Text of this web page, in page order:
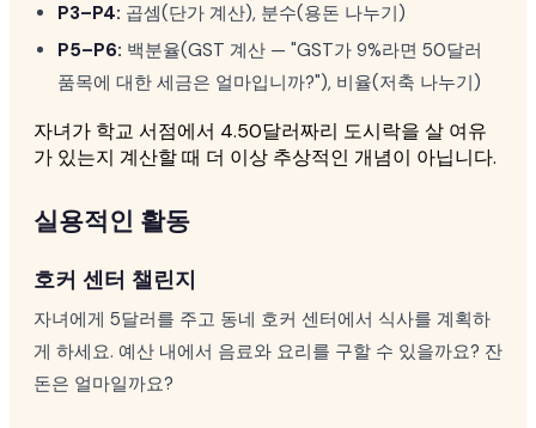
P3–P4: 곱셈(단가 계산), 분수(용돈 나누기)
P5–P6: 백분율(GST 계산 — "GST가 9%라면 50달러
품목에 대한 세금은 얼마입니까?"), 비율(저축 나누기)
자녀가 학교 서점에서 4.50달러짜리 도시락을 살 여유
가 있는지 계산할 때 더 이상 추상적인 개념이 아닙니다.
실용적인 활동
호커 센터 챌린지
자녀에게 5달러를 주고 동네 호커 센터에서 식사를 계획하
게 하세요. 예산 내에서 음료와 요리를 구할 수 있을까요? 잔
돈은 얼마일까요?